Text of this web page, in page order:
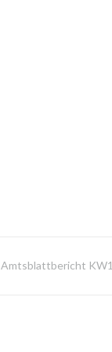
Amtsblattbericht